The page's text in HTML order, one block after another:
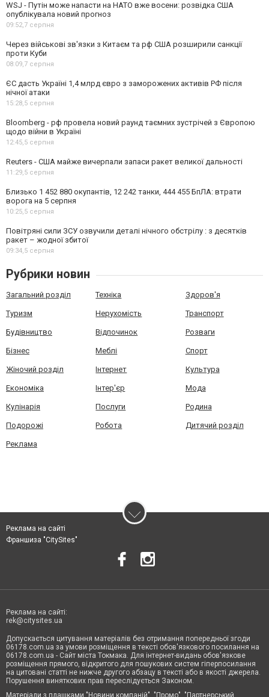
WSJ - Путін може напасти на НАТО вже восени: розвідка США
опублікувала новий прогноз
09:52,7 серпня
Через військові зв'язки з Китаєм та рф США розширили санкції
проти Куби
08:09,7 серпня
ЄС дасть Україні 1,4 млрд євро з заморожених активів РФ після
нічної атаки
15:28,5 серпня
Bloomberg - рф провела новий раунд таємних зустрічей з Європою
щодо війни в Україні
12:45,5 серпня
Reuters - США майже вичерпали запаси ракет великої дальності
11:29,5 серпня
Близько 1 452 880 окупантів, 12 242 танки, 444 455 БпЛА: втрати
ворога на 5 серпня
10:25,5 серпня
Повітряні сили ЗСУ озвучили деталі нічного обстрілу : з десятків
ракет – жодної збитої
09:34,5 серпня
Рубрики новин
Загальний розділ Техніка Здоров'я
Туризм Нерухомість Транспорт
Будівництво Відпочинок Розваги
Бізнес Меблі Спорт
Жіночий розділ Інтернет Культура
Економіка Інтер'єр Мода
Кулінарія Послуги Родина
Подорожі Робота Дитячий розділ
Реклама
Реклама на сайті
Франшиза "CitySites"
Реклама на сайті:
rek@citysites.ua
Допускається цитування матеріалів без отримання попередньої згоди
06178.com.ua за умови розміщення в тексті обов'язкового посилання на
06178.com.ua - Сайт міста Токмака. Для інтернет-видань обов'язкове
розміщення прямого, відкритого для пошукових систем гіперпосилання
на цитовані статті не нижче другого абзацу в тексті або в якості джерела.
Порушення виняткових прав переслідується Законом.